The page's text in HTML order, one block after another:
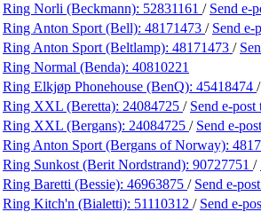
Ring Norli (Beckmann): 52831161 / Send e-
Ring Anton Sport (Bell): 48171473 / Send e-
Ring Anton Sport (Beltlamp): 48171473 /
Ring Normal (Benda): 40810221
Ring Elkjøp Phonehouse (BenQ): 45418474 /
Ring XXL (Beretta): 24084725 / Send e-post
Ring XXL (Bergans): 24084725 / Send e-post
Ring Anton Sport (Bergans of Norway):
Ring Sunkost (Berit Nordstrand): 90727751 /
Ring Baretti (Bessie): 46963875 / Send e-post
Ring Kitch'n (Bialetti): 51110312 / Send e-